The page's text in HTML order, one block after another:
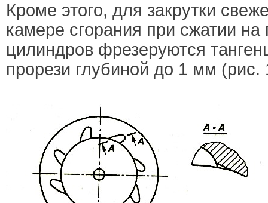
Кроме этого, для закрутки
камере сгорания при сжатии на
цилиндров фрезеруются
прорези глубиной до 1 мм (рис.